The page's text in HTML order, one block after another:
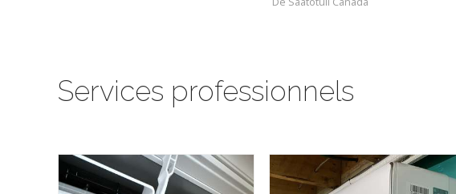
Services professionnels